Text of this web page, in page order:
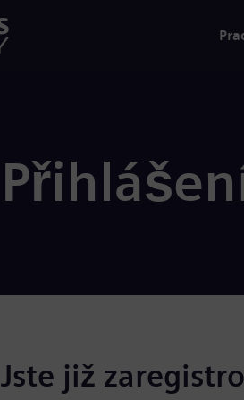
Jste již